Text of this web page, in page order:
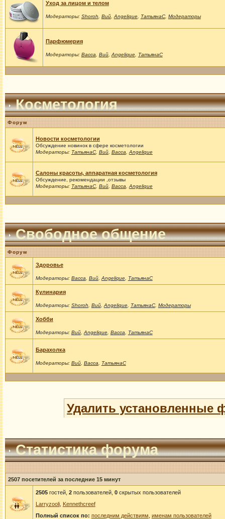
Уход за лицом и телом
Модераторы: Shoroh Вий, Angelique, ТатьянаС, Модераторы
Парфюмерия
Модераторы: Васса Вий, Angelique, ТатьянаС
Косметология
Форум
Новости косметологии
Обсуждение новинок в сфере косметологии
Модераторы: ТатьянаС, Вий, Васса Angelique
Салоны красоты, аппаратная косметология
Обсуждение, рекомендации ,отзывы
Модераторы: ТатьянаС, Вий, Васса Angelique
Свободное общение
Форум
Здоровье
Модераторы: Васса Вий, Angelique, ТатьянаС
Кулинария
Модераторы: Shoroh Вий, Angelique, ТатьянаС, Модераторы
Хобби
Модераторы: Вий, Angelique, Васса ТатьянаС
Барахолка
Модераторы: Вий, Васса ТатьянаС
Удалить установленные
Статистика форума
2507 посетителей за последние 15 минут
2505гостей, 2пользователей, 0скрытых пользователей
Larryzooli, Kennethcreef
Полный список по: последним действиям именам пользователей